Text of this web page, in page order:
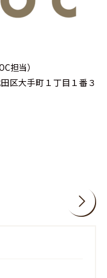
担当）
区大手町１丁目１番３